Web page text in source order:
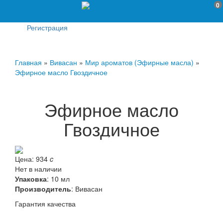
0
Регистрация
Главная » Вивасан » Мир ароматов (Эфирные масла) »
Эфирное масло Гвоздичное
Эфирное масло
Гвоздичное
Цена: 934 c
Нет в наличии
Упаковка: 10 мл
Производитель: Вивасан
Гарантия качества